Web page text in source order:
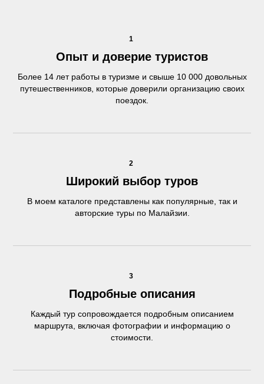
1
Опыт и доверие туристов
Более 14 лет работы в туризме и свыше 10 000 довольных
путешественников, которые доверили организацию своих
поездок.
2
Широкий выбор туров
В моем каталоге представлены как популярные, так и
авторские туры по Малайзии.
3
Подробные описания
Каждый тур сопровождается подробным описанием
маршрута, включая фотографии и информацию о
стоимости.